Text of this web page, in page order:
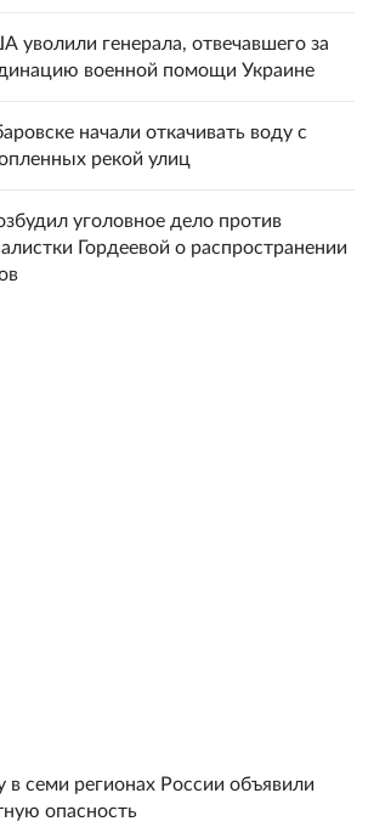
уволили генерала, отвечавшего за
военной помощи Украине
начали откачивать воду с
рекой улиц
уголовное дело против
Гордеевой о распространении
в семи регионах России объявили
опасность